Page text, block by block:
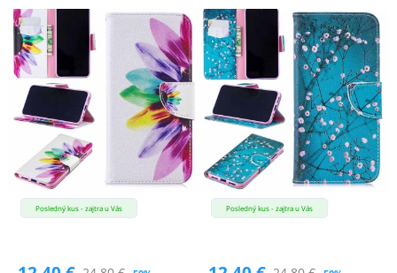
Posledný kus - zajtra u Vás Posledný kus - zajtra u Vás